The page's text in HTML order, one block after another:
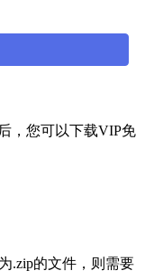
，您可以下载VIP免
.zip的文件，则需要